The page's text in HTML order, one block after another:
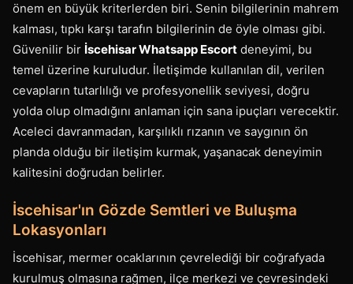
önem en büyük kriterlerden biri. Senin bilgilerinin mahrem
kalması, tıpkı karşı tarafın bilgilerinin de öyle olması gibi.
Güvenilir bir İscehisar Whatsapp Escort deneyimi, bu
temel üzerine kuruludur. İletişimde kullanılan dil, verilen
cevapların tutarlılığı ve profesyonellik seviyesi, doğru
yolda olup olmadığını anlaman için sana ipuçları verecektir.
Aceleci davranmadan, karşılıklı rızanın ve saygının ön
planda olduğu bir iletişim kurmak, yaşanacak deneyimin
kalitesini doğrudan belirler.
İscehisar'ın Gözde Semtleri ve Buluşma
Lokasyonları
İscehisar, mermer ocaklarının çevrelediği bir coğrafyada
kurulmuş olmasına rağmen, ilçe merkezi ve çevresindeki